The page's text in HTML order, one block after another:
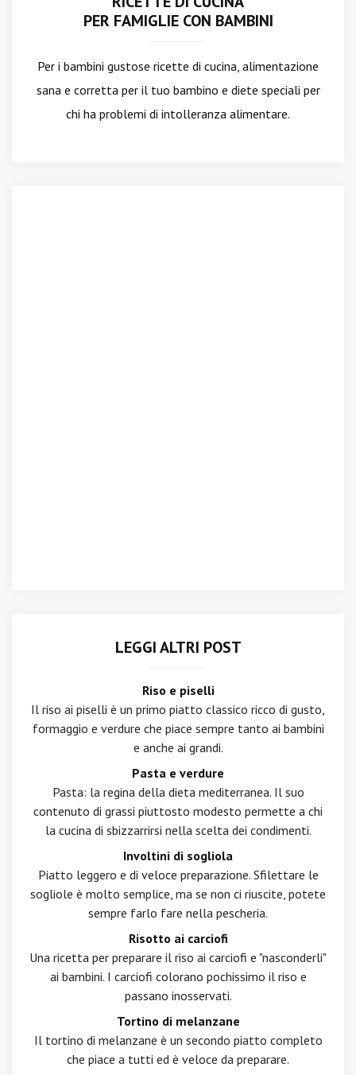
PER FAMIGLIE CON BAMBINI
Per i bambini gustose ricette di cucina, alimentazione
sana e corretta per il tuo bambino e diete speciali per
chi ha problemi di intolleranza alimentare.
LEGGI ALTRI POST
Riso e piselli
Il riso ai piselli è un primo piatto classico ricco di gusto,
formaggio e verdure che piace sempre tanto ai bambini
e anche ai grandi.
Pasta e verdure
Pasta: la regina della dieta mediterranea. Il suo
contenuto di grassi piuttosto modesto permette a chi
la cucina di sbizzarrirsi nella scelta dei condimenti.
Involtini di sogliola
Piatto leggero e di veloce preparazione. Sfilettare le
sogliole è molto semplice, ma se non ci riuscite, potete
sempre farlo fare nella pescheria.
Risotto ai carciofi
Una ricetta per preparare il riso ai carciofi e "nasconderli"
ai bambini. I carciofi colorano pochissimo il riso e
passano inosservati.
Tortino di melanzane
Il tortino di melanzane è un secondo piatto completo
che piace a tutti ed è veloce da preparare.